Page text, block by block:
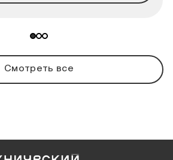
Смотреть все